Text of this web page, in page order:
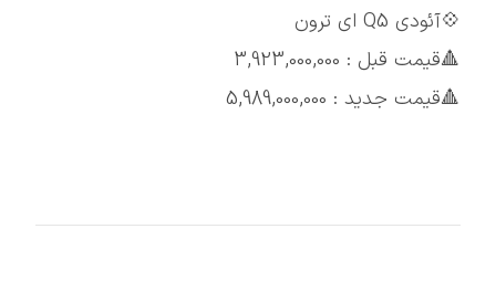
💠آئودی Q5 ای ترون
🔺قیمت قبل : 3,923,000,000
🔺قیمت جدید : 5,989,000,000